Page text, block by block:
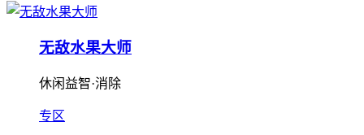
无敌水果大师
休闲益智·消除
专区